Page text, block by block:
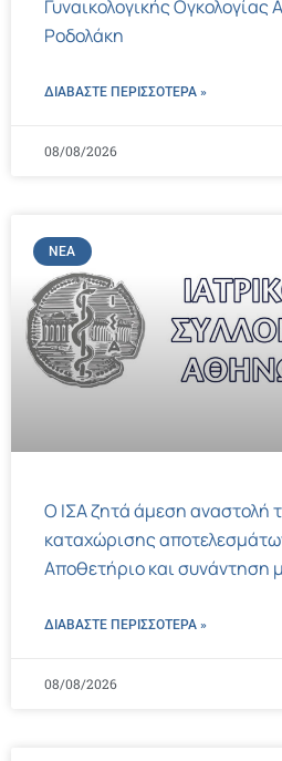
Γυναικολογικής Ογκολογίας
Ροδολάκη
ΔΙΑΒΑΣΤΕ ΠΕΡΙΣΣΌΤΕΡΑ »
08/08/2026
ΝΈΑ
Ο ΙΣΑ ζητά άμεση αναστολή
καταχώρισης
Αποθετήριο και συνάντηση
ΔΙΑΒΑΣΤΕ ΠΕΡΙΣΣΌΤΕΡΑ »
08/08/2026